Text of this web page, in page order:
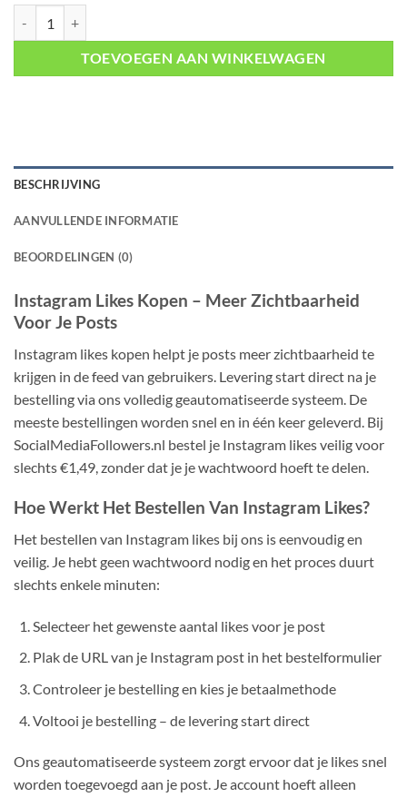
TOEVOEGEN AAN WINKELWAGEN
BESCHRIJVING
AANVULLENDE INFORMATIE
BEOORDELINGEN (0)
Instagram Likes Kopen – Meer Zichtbaarheid
Voor Je Posts
Instagram likes kopen helpt je posts meer zichtbaarheid te
krijgen in de feed van gebruikers. Levering start direct na je
bestelling via ons volledig geautomatiseerde systeem. De
meeste bestellingen worden snel en in één keer geleverd. Bij
SocialMediaFollowers.nl bestel je Instagram likes veilig voor
slechts €1,49, zonder dat je je wachtwoord hoeft te delen.
Hoe Werkt Het Bestellen Van Instagram Likes?
Het bestellen van Instagram likes bij ons is eenvoudig en
veilig. Je hebt geen wachtwoord nodig en het proces duurt
slechts enkele minuten:
Selecteer het gewenste aantal likes voor je post
Plak de URL van je Instagram post in het bestelformulier
Controleer je bestelling en kies je betaalmethode
Voltooi je bestelling – de levering start direct
Ons geautomatiseerde systeem zorgt ervoor dat je likes snel
worden toegevoegd aan je post. Je account hoeft alleen